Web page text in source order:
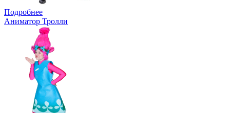
Подробнее
Аниматор Тролли